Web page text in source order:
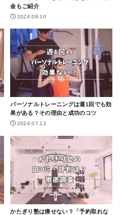
金もご紹介
2024.08.10
パーソナルトレーニングは週1回でも効
果がある？その理由と成功のコツ
2024.07.12
かたぎり塾は痩せない？「予約取れな